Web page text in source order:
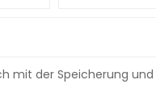
mit der Speicherung